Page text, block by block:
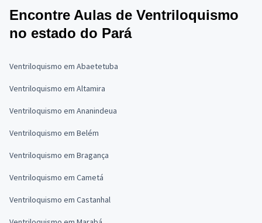
Encontre Aulas de Ventriloquismo
no estado do Pará
Ventriloquismo em Abaetetuba
Ventriloquismo em Altamira
Ventriloquismo em Ananindeua
Ventriloquismo em Belém
Ventriloquismo em Bragança
Ventriloquismo em Cametá
Ventriloquismo em Castanhal